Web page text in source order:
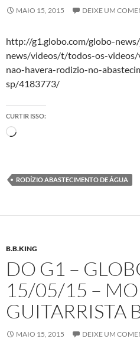
MAIO 15, 2015 DEIXE UM
http://g1.globo.com/globo-
news/videos/t/todos-os-
nao-havera-rodizio-no-
sp/4183773/
CURTIR ISSO:
Carregando...
RODÍZIO ABASTECIMENTO DE ÁGUA
B.B.KING
DO G1 –
15/05/15 –
GUITARRISTA
MAIO 15, 2015 DEIXE UM